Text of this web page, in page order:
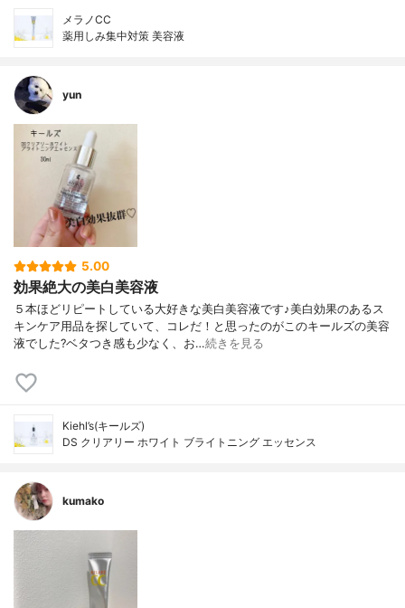
メラノCC
薬用しみ集中対策 美容液
yun
5.00
効果絶大の美白美容液
５本ほどリピートしている大好きな美白美容液です♪美白効果のあるス
キンケア用品を探していて、コレだ！と思ったのがこのキールズの美容
液でした?ベタつき感も少なく、お…続きを見る
Kiehl’s(キールズ)
DS クリアリー ホワイト ブライトニング エッセンス
kumako